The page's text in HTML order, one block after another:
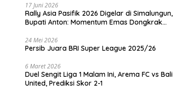
17 Juni 2026
Rally Asia Pasifik 2026 Digelar di Simalungun,
Bupati Anton: Momentum Emas Dongkrak
24 Mei 2026
Persib Juara BRI Super League 2025/26
6 Maret 2026
Duel Sengit Liga 1 Malam Ini, Arema FC vs Bali
United, Prediksi Skor 2-1